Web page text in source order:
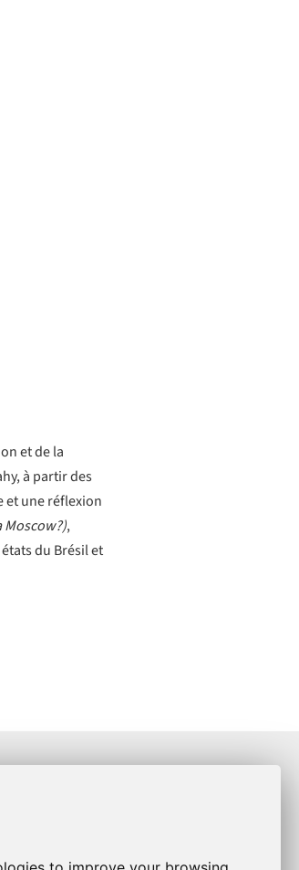
et de la
à partir des
et une réflexion
Moscow?),
du Brésil et